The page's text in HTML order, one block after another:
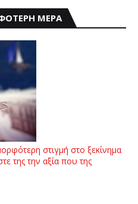
ΜΕΡΑ
στιγμή στο ξεκίνημα
της την αξία που της